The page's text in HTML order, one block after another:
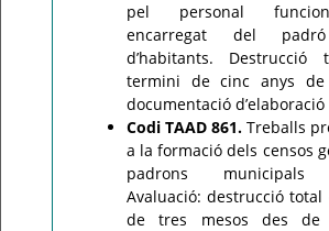
pel personal
encarregat del
d’habitants.
termini de cinc anys
documentació
Codi TAAD 861. Treballs
a la formació dels censos
padrons municipals
Avaluació: destrucció
de tres mesos des